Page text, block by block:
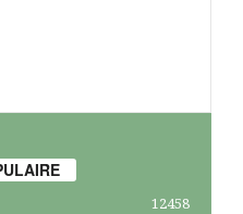
12458